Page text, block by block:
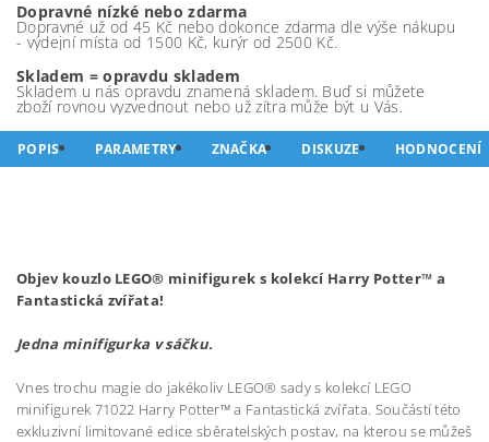
Dopravné nízké nebo zdarma
Dopravné už od 45 Kč nebo dokonce zdarma dle výše nákupu
- výdejní místa od 1500 Kč, kurýr od 2500 Kč.
Skladem = opravdu skladem
Skladem u nás opravdu znamená skladem. Buď si můžete
zboží rovnou vyzvednout nebo už zítra může být u Vás.
POPIS PARAMETRY ZNAČKA DISKUZE HODNOCENÍ
Objev kouzlo LEGO® minifigurek s kolekcí Harry Potter™ a
Fantastická zvířata!
Jedna minifigurka v sáčku.
Vnes trochu magie do jakékoliv LEGO® sady s kolekcí LEGO
minifigurek 71022 Harry Potter™ a Fantastická zvířata. Součástí této
exkluzivní limitované edice sběratelských postav, na kterou se můžeš